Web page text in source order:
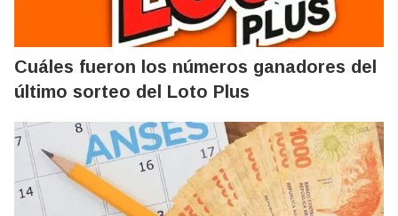
Cuáles fueron los números ganadores del
último sorteo del Loto Plus